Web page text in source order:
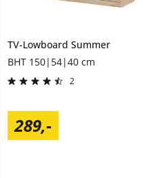
TV-Lowboard Summer
BHT 150|54|40 cm
2
289,-